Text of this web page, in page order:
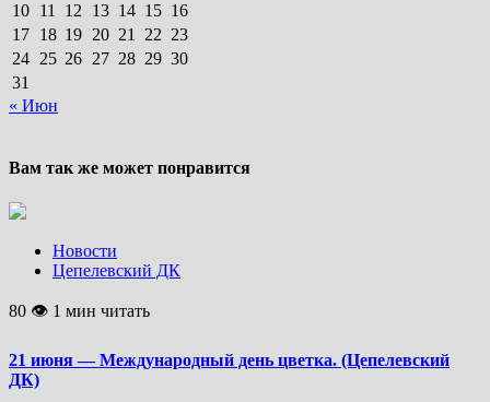
10 11 12 13 14 15 16
17 18 19 20 21 22 23
24 25 26 27 28 29 30
31
« Июн
Вам так же может понравится
Новости
Цепелевский ДК
80 👁 1 мин читать
21 июня — Международный день цветка. (Цепелевский
ДК)